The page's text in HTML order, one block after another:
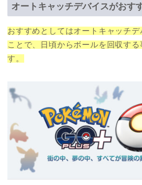
オートキャッチデバイスがおす
おすすめとしてはオートキャッチデ
ことで、日頃からボールを回収す
す。